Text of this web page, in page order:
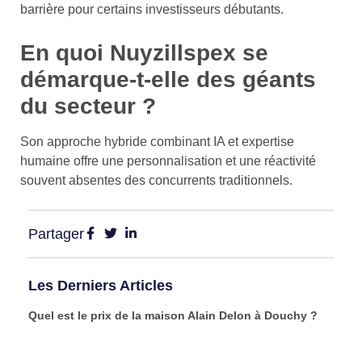
barrière pour certains investisseurs débutants.
En quoi Nuyzillspex se
démarque-t-elle des géants
du secteur ?
Son approche hybride combinant IA et expertise
humaine offre une personnalisation et une réactivité
souvent absentes des concurrents traditionnels.
Partager
Les Derniers Articles
Quel est le prix de la maison Alain Delon à Douchy ?